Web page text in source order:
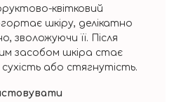
квітковий
шкіру, делікатно
зволожуючи її. Після
засобом шкіра стає
або стягнутість.